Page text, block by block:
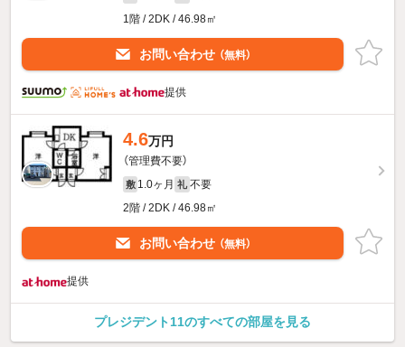
1階 / 2DK / 46.98㎡
お問い合わせ （無料）
提供
4.6万円
（管理費不要）
敷 1.0ヶ月 礼 不要
2階 / 2DK / 46.98㎡
お問い合わせ （無料）
提供
プレジデント11のすべての部屋を見る